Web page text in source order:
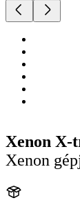
Xenon X-
Xenon